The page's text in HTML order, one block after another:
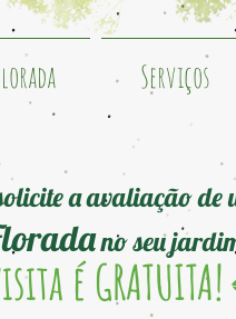
Serviços
a avaliação de
no seu
é GRATUITA!